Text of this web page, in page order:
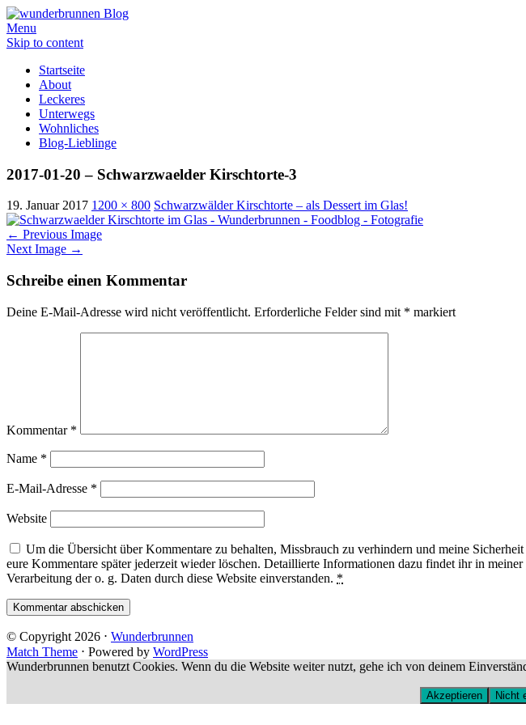
Menu
Skip to content
Startseite
About
Leckeres
Unterwegs
Wohnliches
Blog-Lieblinge
2017-01-20 – Schwarzwaelder Kirschtorte-3
19. Januar 2017 1200 × 800 Schwarzwälder Kirschtorte – als Dessert im Glas!
← Previous Image
Next Image →
Schreibe einen Kommentar
Deine E-Mail-Adresse wird nicht veröffentlicht. Erforderliche Felder sind mit * markiert
Kommentar *
Name *
E-Mail-Adresse *
Website
Um die Übersicht über Kommentare zu behalten, Missbrauch zu verhindern und meine
eure Kommentare später jederzeit wieder löschen. Detaillierte Informationen dazu findet ihr in meiner
Verarbeitung der o. g. Daten durch diese Website einverstanden. *
© Copyright 2026 ⋅ Wunderbrunnen
Match Theme ⋅ Powered by WordPress
Wunderbrunnen benutzt Cookies. Wenn du die Website weiter nutzt, gehe ich von deinem
Akzeptieren Nicht